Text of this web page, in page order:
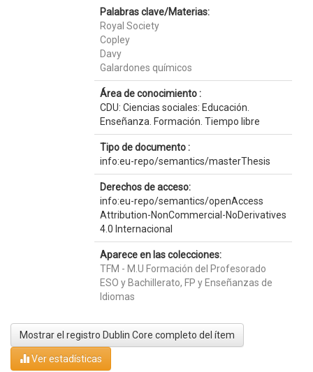
Palabras clave/Materias:
Royal Society
Copley
Davy
Galardones químicos
Área de conocimiento :
CDU: Ciencias sociales: Educación.
Enseñanza. Formación. Tiempo libre
Tipo de documento :
info:eu-repo/semantics/masterThesis
Derechos de acceso:
info:eu-repo/semantics/openAccess
Attribution-NonCommercial-NoDerivatives
4.0 Internacional
Aparece en las colecciones:
TFM - M.U Formación del Profesorado
ESO y Bachillerato, FP y Enseñanzas de
Idiomas
Mostrar el registro Dublin Core completo del ítem
Ver estadísticas